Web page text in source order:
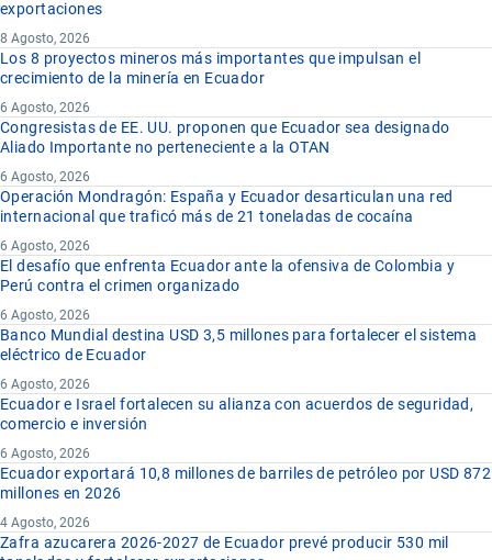
exportaciones
8 Agosto, 2026
Los 8 proyectos mineros más importantes que impulsan el
crecimiento de la minería en Ecuador
6 Agosto, 2026
Congresistas de EE. UU. proponen que Ecuador sea designado
Aliado Importante no perteneciente a la OTAN
6 Agosto, 2026
Operación Mondragón: España y Ecuador desarticulan una red
internacional que traficó más de 21 toneladas de cocaína
6 Agosto, 2026
El desafío que enfrenta Ecuador ante la ofensiva de Colombia y
Perú contra el crimen organizado
6 Agosto, 2026
Banco Mundial destina USD 3,5 millones para fortalecer el sistema
eléctrico de Ecuador
6 Agosto, 2026
Ecuador e Israel fortalecen su alianza con acuerdos de seguridad,
comercio e inversión
6 Agosto, 2026
Ecuador exportará 10,8 millones de barriles de petróleo por USD 872
millones en 2026
4 Agosto, 2026
Zafra azucarera 2026-2027 de Ecuador prevé producir 530 mil